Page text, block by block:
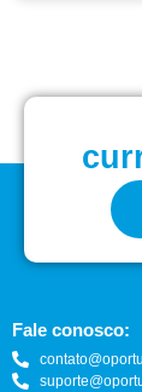
Fale conosco: